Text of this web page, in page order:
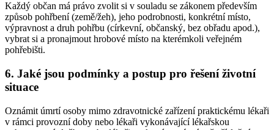
Každý občan má právo zvolit si v souladu se zákonem především
způsob pohřbení (země/žeh), jeho podrobnosti, konkrétní místo,
výpravnost a druh pohřbu (církevní, občanský, bez obřadu apod.),
vybrat si a pronajmout hrobové místo na kterémkoli veřejném
pohřebišti.
6. Jaké jsou podmínky a postup pro řešení životní
situace
Oznámit úmrtí osoby mimo zdravotnické zařízení praktickému lékaři
v rámci provozní doby nebo lékaři vykonávající lékařskou